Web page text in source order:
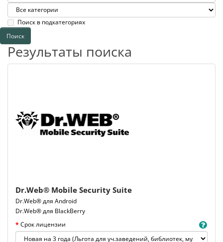
Поиск в подкатегориях
Результаты поиска
Dr.Web® Mobile Security Suite
Dr.Web® для Android
Dr.Web® для BlackBerry
Срок лицензии